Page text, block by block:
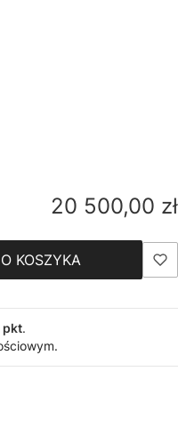
Cena
20 500,00 zł
KOSZYKA
pkt.